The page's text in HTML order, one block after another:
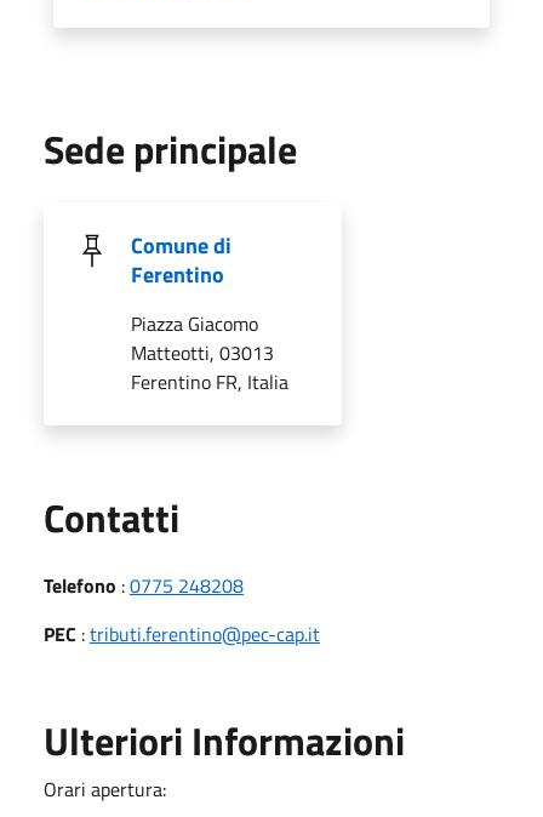
Sede principale
Comune di
Ferentino
Piazza Giacomo
Matteotti, 03013
Ferentino FR, Italia
Contatti
Telefono :0775 248208
PEC :tributi.ferentino@pec-cap.it
Ulteriori Informazioni
Orari apertura: